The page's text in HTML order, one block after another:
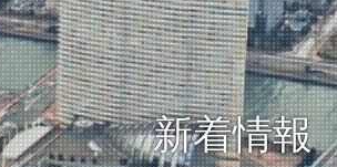
新着情報